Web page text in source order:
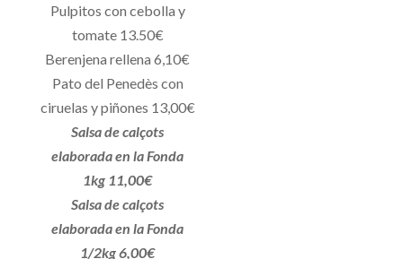
Pulpitos con cebolla y
tomate 13.50€
Berenjena rellena 6,10€
Pato del Penedès con
ciruelas y piñones 13,00€
Salsa de calçots
elaborada en la Fonda
1kg 11,00€
Salsa de calçots
elaborada en la Fonda
1/2kg 6,00€